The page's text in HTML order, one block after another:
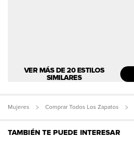
VER MÁS DE 20 ESTILOS
SIMILARES
Mujeres Comprar Todos Los Zapatos
TAMBIÉN TE PUEDE INTERESAR